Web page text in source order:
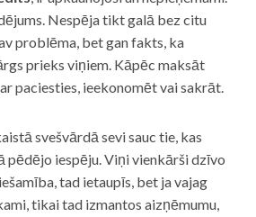
Nespēja tikt galā bez citu
problēma, bet gan fakts, ka
prieks viņiem. Kāpēc maksāt
paciesties, ieekonomēt vai sakrāt.
svešvārdā sevi sauc tie, kas
pēdējo iespēju. Viņi vienkārši dzīvo
tad ietaupīs, bet ja vajag
tikai tad izmantos aizņēmumu,